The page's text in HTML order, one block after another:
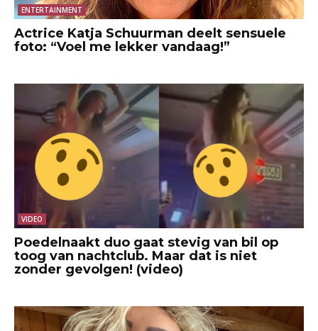
ENTERTAINMENT
Actrice Katja Schuurman deelt sensuele
foto: “Voel me lekker vandaag!”
VIDEO
Poedelnaakt duo gaat stevig van bil op
toog van nachtclub. Maar dat is niet
zonder gevolgen! (video)